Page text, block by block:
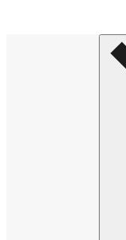
ו"ישו
שתיים",
שלה באתר
2014 ספרה "אני גיטל" - רומן